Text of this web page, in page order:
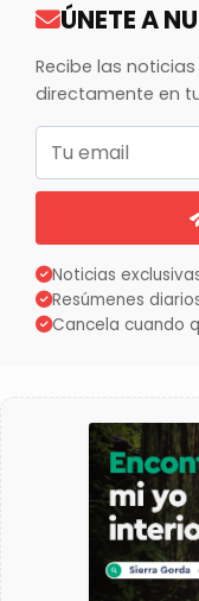
ÚNETE A
Recibe las
directamente en
Correo electrónico
Noticias
Resúmenes
Cancela cuando